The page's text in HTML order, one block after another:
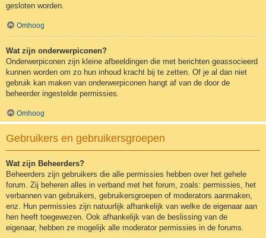
gesloten worden.
Omhoog
Wat zijn onderwerpiconen?
Onderwerpiconen zijn kleine afbeeldingen die met berichten geassocieerd
kunnen worden om zo hun inhoud kracht bij te zetten. Of je al dan niet
gebruik kan maken van onderwerpiconen hangt af van de door de
beheerder ingestelde permissies.
Omhoog
Gebruikers en gebruikersgroepen
Wat zijn Beheerders?
Beheerders zijn gebruikers die alle permissies hebben over het gehele
forum. Zij beheren alles in verband met het forum, zoals: permissies, het
verbannen van gebruikers, gebruikersgroepen of moderators aanmaken,
enz. Hun permissies zijn natuurlijk afhankelijk van welke de eigenaar aan
hen heeft toegewezen. Ook afhankelijk van de beslissing van de
eigenaar, hebben ze mogelijk alle moderator permissies in de forums.